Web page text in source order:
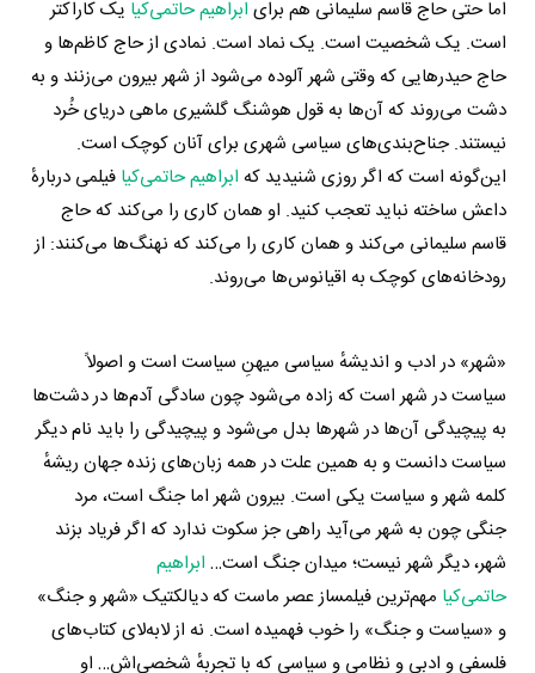
اما حتی حاج قاسم سلیمانی هم برای ابراهیم حاتمی‌کیا یک کاراکتر
است. یک شخصیت است. یک نماد است. نمادی از حاج کاظم‌ها و
حاج حیدرهایی که وقتی شهر آلوده می‌شود از شهر بیرون می‌زنند و به
دشت می‌روند که آن‌ها به قول هوشنگ گلشیری ماهی دریای خُرد
نیستند. جناح‌بندی‌های سیاسی شهری برای آنان کوچک است.
این‌گونه است که اگر روزی شنیدید که ابراهیم حاتمی‌کیا فیلمی دربارهٔ
داعش ساخته نباید تعجب کنید. او همان کاری را می‌کند که حاج
قاسم سلیمانی می‌کند و همان کاری را می‌کند که نهنگ‌ها می‌کنند: از
رودخانه‌های کوچک به اقیانوس‌ها می‌روند.
«شهر» در ادب و اندیشهٔ سیاسی میهنِ سیاست است و اصولاً
سیاست در شهر است که زاده می‌شود چون سادگی آدم‌ها در دشت‌ها
به پیچیدگی آن‌ها در شهرها بدل می‌شود و پیچیدگی را باید نام دیگر
سیاست دانست و به همین علت در همه زبان‌های زنده جهان ریشهٔ
کلمه شهر و سیاست یکی است. بیرون شهر اما جنگ است، مرد
جنگی چون به شهر می‌آید راهی جز سکوت ندارد که اگر فریاد بزند
شهر، دیگر شهر نیست؛ میدان جنگ است… ابراهیم
حاتمی‌کیا مهم‌ترین فیلمساز عصر ماست که دیالکتیک «شهر و جنگ»
و «سیاست و جنگ» را خوب فهمیده است. نه از لابه‌لای کتاب‌های
فلسفی و ادبی و نظامی و سیاسی که با تجربهٔ شخصی‌اش… او